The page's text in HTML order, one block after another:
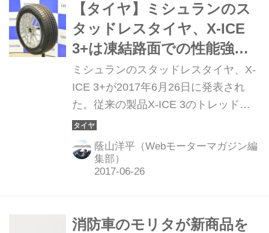
【タイヤ】ミシュランのス
タッドレスタイヤ、X-ICE
3+は凍結路面での性能強化
【新製品】
ミシュランのスタッドレスタイヤ、X-
ICE 3+が2017年6月26日に発表され
た。従来の製品X-ICE 3のトレッドパ
ターンはそのままにゴム素材に新技術
を取り入れることで、凍結路面でのブ
レーキング性能を向上させた。またバ
ンやトラッック専用のスタッドレスタ
蔭山洋平（Webモーターマガジン編
集部）
消防車のモリタが新商品を